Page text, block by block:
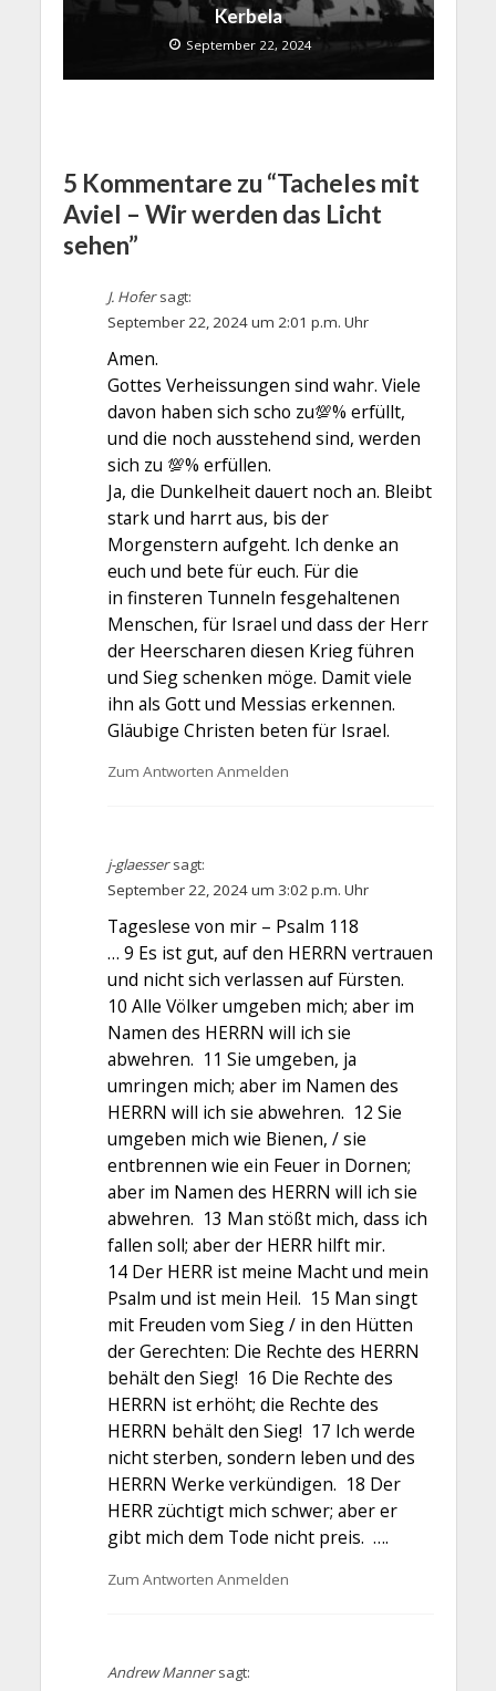
Kerbela
September 22, 2024
5 Kommentare zu “Tacheles mit
Aviel – Wir werden das Licht
sehen”
J. Hofer sagt:
September 22, 2024 um 2:01 p.m. Uhr
Amen.
Gottes Verheissungen sind wahr. Viele
davon haben sich scho zu💯% erfüllt,
und die noch ausstehend sind, werden
sich zu 💯% erfüllen.
Ja, die Dunkelheit dauert noch an. Bleibt
stark und harrt aus, bis der
Morgenstern aufgeht. Ich denke an
euch und bete für euch. Für die
in finsteren Tunneln fesgehaltenen
Menschen, für Israel und dass der Herr
der Heerscharen diesen Krieg führen
und Sieg schenken möge. Damit viele
ihn als Gott und Messias erkennen.
Gläubige Christen beten für Israel.
Zum Antworten Anmelden
j-glaesser sagt:
September 22, 2024 um 3:02 p.m. Uhr
Tageslese von mir – Psalm 118
… 9 Es ist gut, auf den HERRN vertrauen
und nicht sich verlassen auf Fürsten.
10 Alle Völker umgeben mich; aber im
Namen des HERRN will ich sie
abwehren. 11 Sie umgeben, ja
umringen mich; aber im Namen des
HERRN will ich sie abwehren. 12 Sie
umgeben mich wie Bienen, / sie
entbrennen wie ein Feuer in Dornen;
aber im Namen des HERRN will ich sie
abwehren. 13 Man stößt mich, dass ich
fallen soll; aber der HERR hilft mir.
14 Der HERR ist meine Macht und mein
Psalm und ist mein Heil. 15 Man singt
mit Freuden vom Sieg / in den Hütten
der Gerechten: Die Rechte des HERRN
behält den Sieg! 16 Die Rechte des
HERRN ist erhöht; die Rechte des
HERRN behält den Sieg! 17 Ich werde
nicht sterben, sondern leben und des
HERRN Werke verkündigen. 18 Der
HERR züchtigt mich schwer; aber er
gibt mich dem Tode nicht preis. ….
Zum Antworten Anmelden
Andrew Manner sagt: